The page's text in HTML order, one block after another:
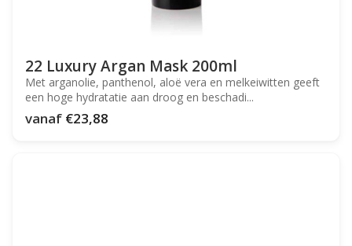
22 Luxury Argan Mask 200ml
Met arganolie, panthenol, aloë vera en melkeiwitten geeft
een hoge hydratatie aan droog en beschadi...
vanaf €23,88